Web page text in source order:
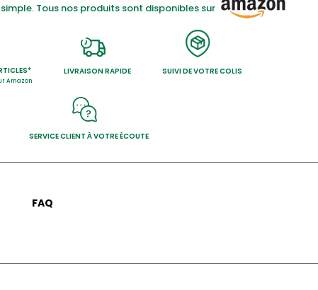
Tous nos produits sont disponibles sur
Amazon
LIVRAISON RAPIDE SUIVI DE VOTRE COLIS
SERVICE CLIENT À VOTRE ÉCOUTE
FAQ